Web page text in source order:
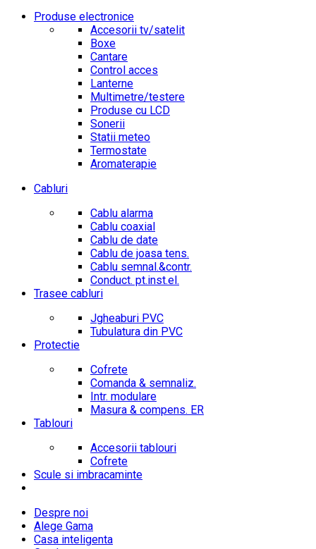
Produse electronice
Accesorii tv/satelit
Boxe
Cantare
Control acces
Lanterne
Multimetre/testere
Produse cu LCD
Sonerii
Statii meteo
Termostate
Aromaterapie
Cabluri
Cablu alarma
Cablu coaxial
Cablu de date
Cablu de joasa tens.
Cablu semnal.&contr.
Conduct. pt.inst.el.
Trasee cabluri
Jgheaburi PVC
Tubulatura din PVC
Protectie
Cofrete
Comanda & semnaliz.
Intr. modulare
Masura & compens. ER
Tablouri
Accesorii tablouri
Cofrete
Scule si imbracaminte
Despre noi
Alege Gama
Casa inteligenta